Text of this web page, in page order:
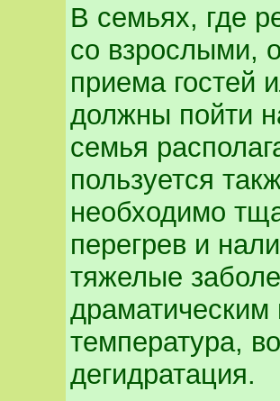
В семьях, где
со взрослыми,
приема гостей
должны пойти
семья
пользуется
необходимо
перегрев и
тяжелые
температура,
дегидратация.